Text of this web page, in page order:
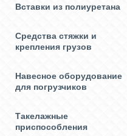
Вставки из полиуретана
Средства стяжки и
крепления грузов
Навесное оборудование
для погрузчиков
Такелажные
приспособления